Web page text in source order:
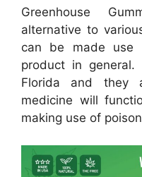
Greenhouse
alternative to
can be made use
product in
Florida and they
medicine will
making use of